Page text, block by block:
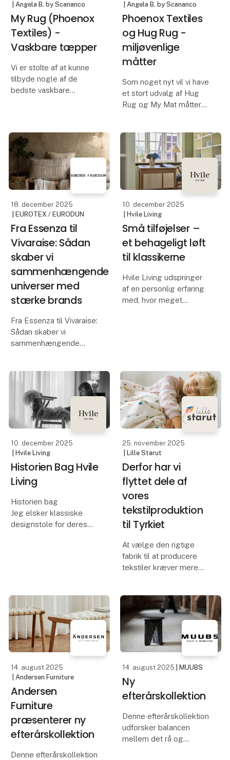
| Angela B. by Scananco
My Rug (Phoenox
Textiles) -
Vaskbare tæpper
Vi er stolte af at kunne
tilbyde nogle af de
bedste vaskbare
tilføjer et hyggeligt
præg til din
boligindretning.
Uanset om du
| Angela B. by Scananco
Phoenox Textiles
og Hug Rug -
miljøvenlige
måtter
Som noget nyt vil vi have
et stort udvalg af Hug
Rug og My Mat måtterne
produkter - vi tror, det
handler om stigende
fokus på
bæredygtighed;
18. december 2025
| EUROTEX / EURODUN
Fra Essenza til
Vivaraise: Sådan
skaber vi
sammenhængende
universer med
stærke brands
Fra Essenza til Vivaraise:
Sådan skaber vi
sammenhængende
Hos EUROTEX ved vi, at
kunder i dag ikke kun
køber produkter – de
køber stemninger og
helheder. Derfor
arbejder vi målrettet på
10. december 2025
| Hvile Living
Små tilføjelser –
et behageligt løft
til klassikerne
Hvile Living udspringer
af en personlig erfaring
med, hvor meget
Korshøj u
10. december 2025
| Hvile Living
Historien Bag Hvile
Living
Historien bag
Jeg elsker klassiske
designstole for deres
25. november 2025
| Lille Starut
Derfor har vi
flyttet dele af
vores
tekstilproduktion
til Tyrkiet
At vælge den rigtige
fabrik til at producere
tekstiler kræver mere
kommunikation,
leveringstid og et
samarbejde, man kan stå
inde for i alle led. I Lille
14. august 2025
| Andersen Furniture
Andersen
Furniture
præsenterer ny
efterårskollektion
Denne efterårskollektion
14. august 2025 | MUUBS
Ny
efterårskollektion
Denne efterårskollektion
udforsker balancen
mellem det rå og